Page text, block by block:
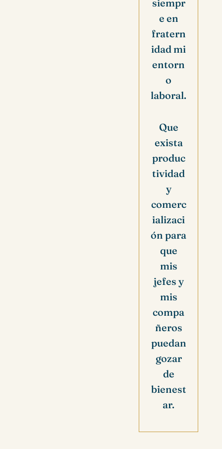
siempr
e en
fratern
idad mi
entorn
o
laboral.
Que
exista
produc
tividad
y
comerc
ializaci
ón para
que
mis
jefes y
mis
compa
ñeros
puedan
gozar
de
bienest
ar.